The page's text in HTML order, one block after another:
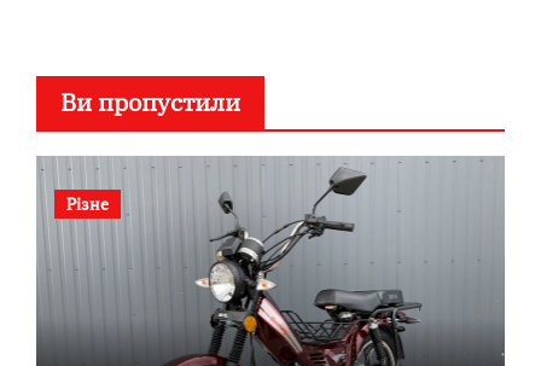
Ви пропустили
Різне